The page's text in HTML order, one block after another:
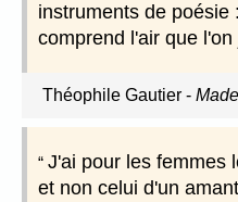
instruments de poésie
comprend l'air que
Théophile Gautier -
J'ai pour les femmes
et non celui d'un